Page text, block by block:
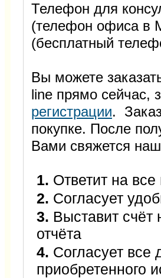
Телефон для
(телефон офиса в
(бесплатный
Вы можете
line прямо
регистрации.
покупке. После
Вами свяжется
1. Ответит на
2. Согласует
3. Выставит счёт
отчёта
4. Согласует все
приобретенного